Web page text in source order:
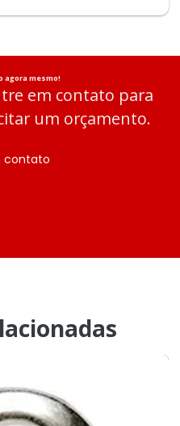
agora mesmo!
em contato para
um orçamento.
contato